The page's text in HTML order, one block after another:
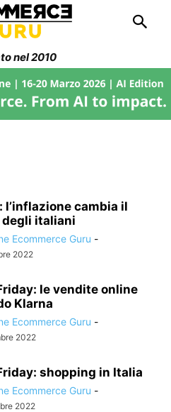
nel 2010
l’inflazione cambia il
degli italiani
Ecommerce Guru -
2022
le vendite online
Klarna
Ecommerce Guru -
2022
shopping in Italia
Ecommerce Guru -
2022